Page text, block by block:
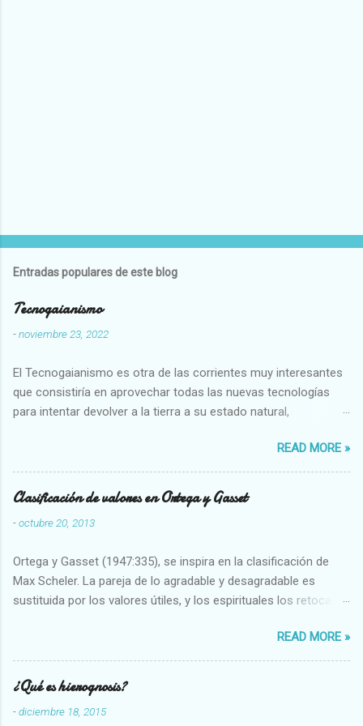
Entradas populares de este blog
Tecnogaianismo
-noviembre 23, 2022
El Tecnogaianismo es otra de las corrientes muy interesantes
que consistiría en aprovechar todas las nuevas tecnologías
para intentar devolver a la tierra a su estado natural,
READ MORE »
Clasificación de valores en Ortega y Gasset
-octubre 20, 2013
Ortega y Gasset (1947:335), se inspira en la clasificación de
Max Scheler. La pareja de lo agradable y desagradable es
sustituida por los valores útiles, y los espirituales los retoca.
Abundante-Escaso,etc 2 VITALES Sano-Enfermo Selecto-
Vulgar Enérgico-Inerte Fuerte-Débil,etc. 3 ESPIRITUALES a)
Intelectuales Conocimiento-Error Exacto-Aproximado
Evidente-Probable,etc b) Morales Bueno-malo Bondadoso-
malvado Justo-Injusto Escrupuloso-Relajado Leal-Desleal,etc.
READ MORE »
¿Qué es hierognosis?
-diciembre 18, 2015